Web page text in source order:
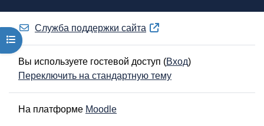
Открыть оглавление курса
Служба поддержки сайта
Вы используете гостевой доступ (Вход)
Переключить на стандартную тему
На платформе Moodle